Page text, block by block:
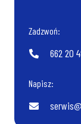
Zadzwoń:
662 20
Napisz: